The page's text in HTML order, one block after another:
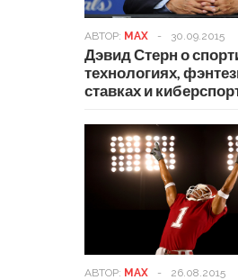
АВТОР: MAX - 30.09.2015
Дэвид Стерн о
технологиях,
ставках и
АВТОР: MAX - 26.08.2015